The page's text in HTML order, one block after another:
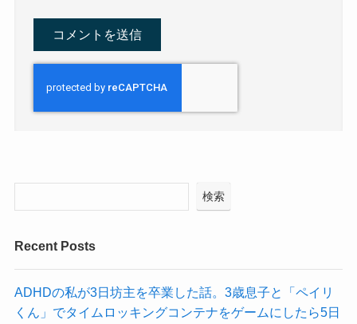
検索
Recent Posts
ADHDの私が3日坊主を卒業した話。3歳息子と「ペイリ
くん」でタイムロッキングコンテナをゲームにしたら5日